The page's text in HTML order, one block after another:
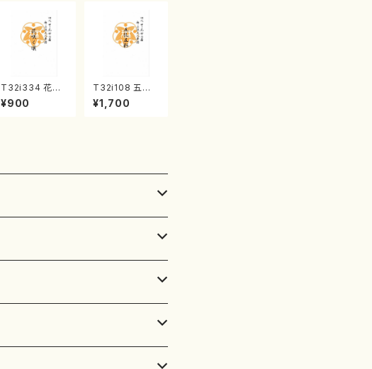
T32i334 花咲
く頃（尺八/初代
山川園松/楽譜）
¥900
T32i108 五孔
五彩（尺八/初代
石垣征山/尺八/
¥1,700